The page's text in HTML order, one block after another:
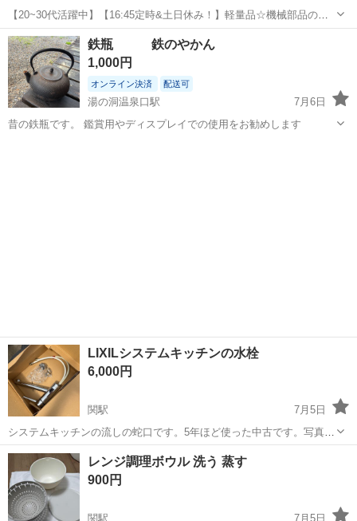
【20~30代活躍中】【16:45定時&土日休み！】軽量品☆機械部品の検
査など♪空調完備で快適◎未経験歓迎！《JBBN1-PC》 詳細情報 ＼直
動案内機器の検査など！／ 直動案内機器は摩擦を減らし動作を滑らか
にするための部...
岐阜 関市 松森駅 その他
鉄瓶 鉄のやかん
1,000円
オンライン決済 配送可
湯の洞温泉口駅
7月6日
昔の鉄瓶です。 鑑賞用やディスプレイでの使用をお勧めします
LIXILシステムキッチンの水栓
6,000円
関駅
7月5日
システムキッチンの流しの蛇口です。5年ほど使った中古です。写真に
てご確認ください。 リクシル INAX キッチンシングルレバー混合水
岐阜 関市 関駅 調理器具 流し
レンジ調理ボウル 洗う 蒸す
900円
関駅
7月5日